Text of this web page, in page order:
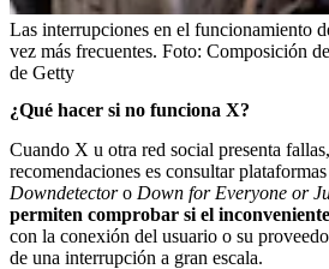
Las interrupciones en el funcionamiento
vez más frecuentes. Foto: Composición
de Getty
¿Qué hacer si no funciona X?
Cuando X u otra red social presenta
recomendaciones es consultar
Downdetectoro Down for Everyone or
permiten comprobar si el
con la conexión del usuario o su
de una interrupción a gran escala.